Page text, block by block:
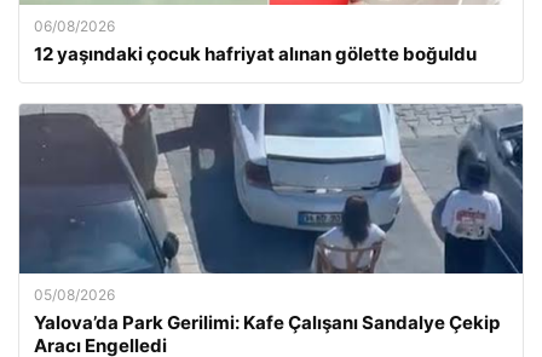
06/08/2026
12 yaşındaki çocuk hafriyat alınan gölette boğuldu
05/08/2026
Yalova’da Park Gerilimi: Kafe Çalışanı Sandalye Çekip
Aracı Engelledi